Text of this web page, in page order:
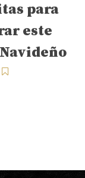
para
este